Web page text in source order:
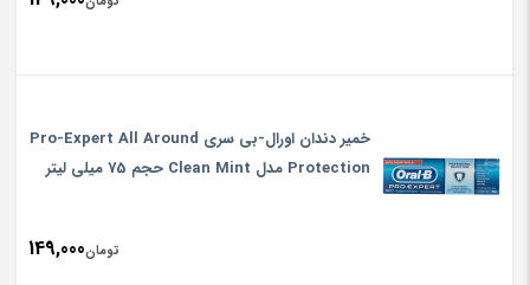
خمیر دندان اورال-بی سری Pro-Expert All Around
Protection مدل Clean Mint حجم 75 میلی لیتر
تومان149,000